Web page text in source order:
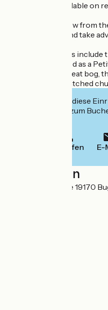
Table d'hôtes available on
Just a stone's throw from
around the lake and take
Nearby attractions include
Treignac (classified as a
the Longeyroux peat bog,
Clédat and the thatched
Interessiert Sie diese
deren Website zum
Anrufen E-
Localisation
1, rue de la Ganette 19170